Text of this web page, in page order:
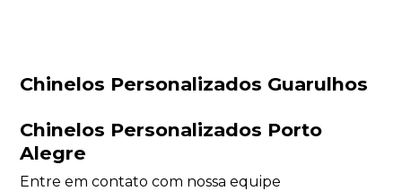
Chinelos Personalizados Guarulhos
Chinelos Personalizados Porto
Alegre
Entre em contato com nossa equipe